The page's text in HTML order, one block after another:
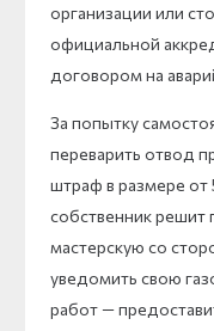
организации или
официальной
договором на
За попытку
переварить отвод
штраф в размере от
собственник решит
мастерскую со
уведомить свою
работ —